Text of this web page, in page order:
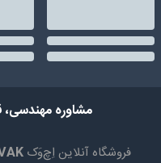
مشاوره
فروشگاه آنلاین اِچ‌وَک